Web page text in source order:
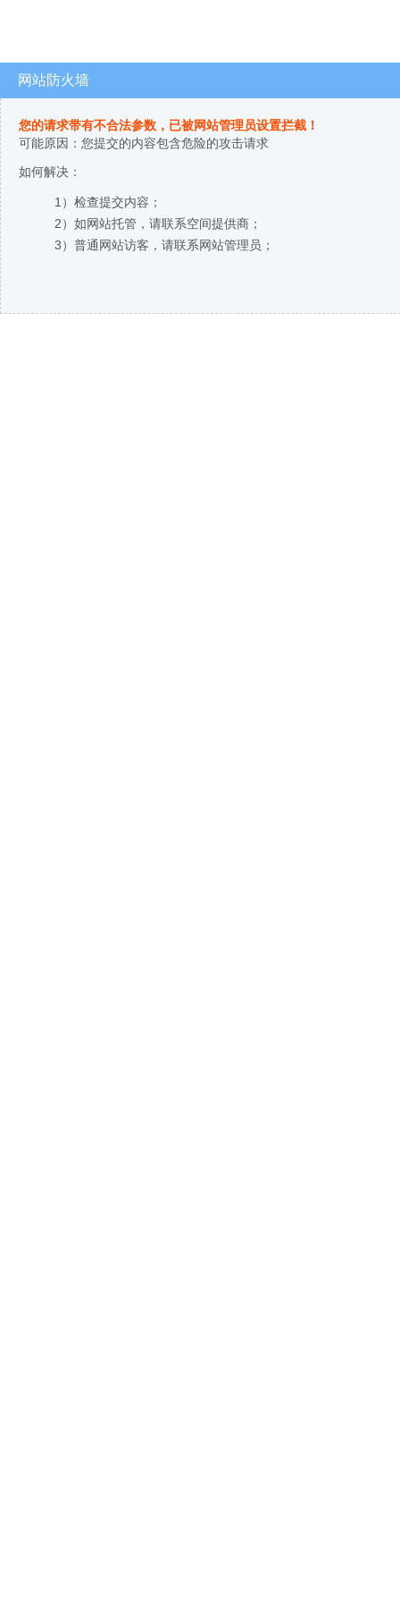
网站防火墙
您的请求带有不合法参数，已被网站管理员设置拦截！
可能原因：您提交的内容包含危险的攻击请求
如何解决：
1）检查提交内容；
2）如网站托管，请联系空间提供商；
3）普通网站访客，请联系网站管理员；